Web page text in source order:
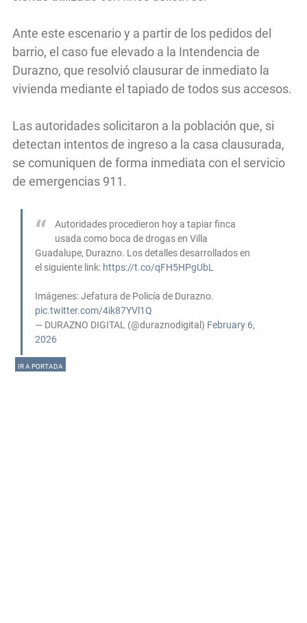
Ante este escenario y a partir de los pedidos del
barrio, el caso fue elevado a la Intendencia de
Durazno, que resolvió clausurar de inmediato la
vivienda mediante el tapiado de todos sus accesos.
Las autoridades solicitaron a la población que, si
detectan intentos de ingreso a la casa clausurada,
se comuniquen de forma inmediata con el servicio
de emergencias 911.
Autoridades procedieron hoy a tapiar finca
usada como boca de drogas en Villa
Guadalupe, Durazno. Los detalles desarrollados en
el siguiente link: https://t.co/qFH5HPgUbL
Imágenes: Jefatura de Policía de Durazno.
pic.twitter.com/4ik87YVl1Q
— DURAZNO DIGITAL (@duraznodigital) February 6,
2026
IR A PORTADA